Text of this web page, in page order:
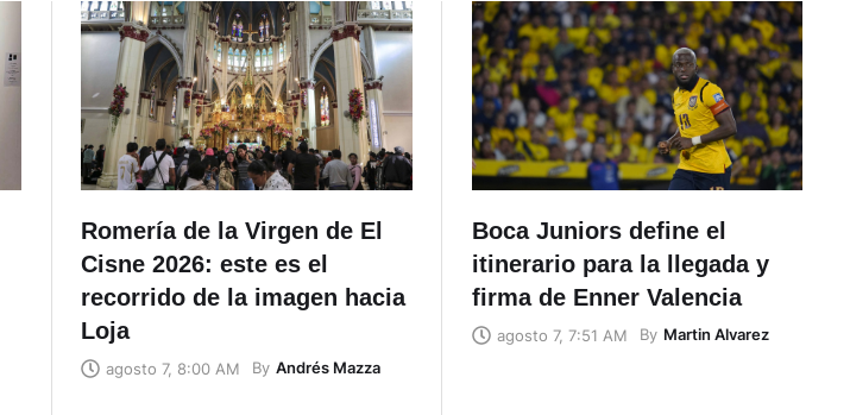
Romería de la Virgen de El
Cisne 2026: este es el
recorrido de la imagen hacia
Loja
agosto 7, 8:00 AM By Andrés Mazza
Boca Juniors define el
itinerario para la llegada y
firma de Enner Valencia
agosto 7, 7:51 AM By Martin Alvarez